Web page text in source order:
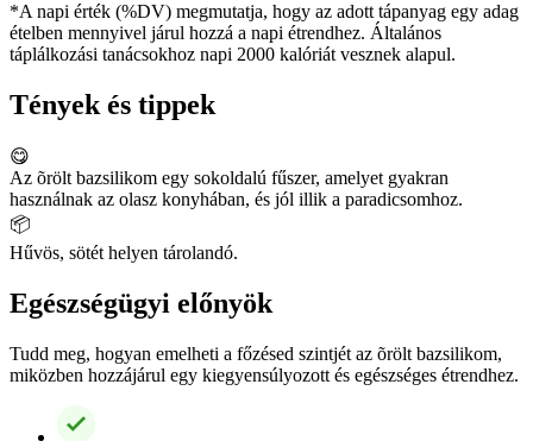
*A napi érték (%DV) megmutatja, hogy az adott tápanyag egy adag
ételben mennyivel járul hozzá a napi étrendhez. Általános
táplálkozási tanácsokhoz napi 2000 kalóriát vesznek alapul.
Tények és tippek
😋
Az õrölt bazsilikom egy sokoldalú fűszer, amelyet gyakran
használnak az olasz konyhában, és jól illik a paradicsomhoz.
📦
Hűvös, sötét helyen tárolandó.
Egészségügyi előnyök
Tudd meg, hogyan emelheti a főzésed szintjét az õrölt bazsilikom,
miközben hozzájárul egy kiegyensúlyozott és egészséges étrendhez.